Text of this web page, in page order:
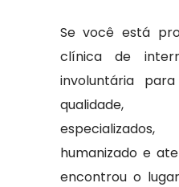
Se você está
clínica de
involuntária
qualidade,
humanizado e
encontrou o